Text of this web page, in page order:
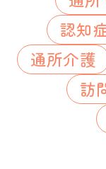
認知
通所介護
訪